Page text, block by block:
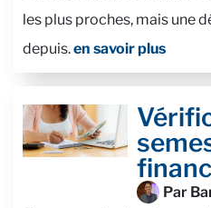
les plus proches, mais une
depuis.en savoir plus
Par